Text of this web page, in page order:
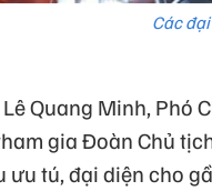
Các
Quang Minh, Phó
gia Đoàn Chủ
ưu tú, đại diện cho